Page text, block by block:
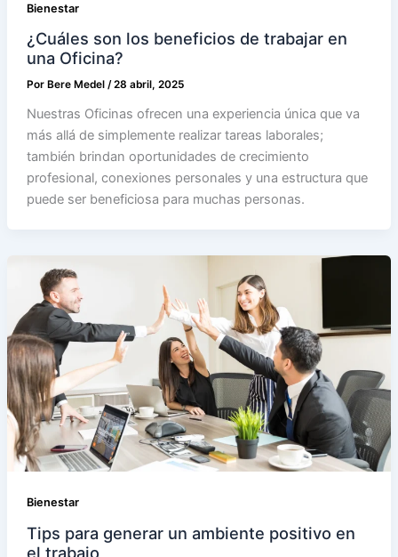
Bienestar
¿Cuáles son los beneficios de trabajar en
una Oficina?
Por Bere Medel /28 abril, 2025
Nuestras Oficinas ofrecen una experiencia única que va
más allá de simplemente realizar tareas laborales;
también brindan oportunidades de crecimiento
profesional, conexiones personales y una estructura que
puede ser beneficiosa para muchas personas.
Bienestar
Tips para generar un ambiente positivo en
el trabajo